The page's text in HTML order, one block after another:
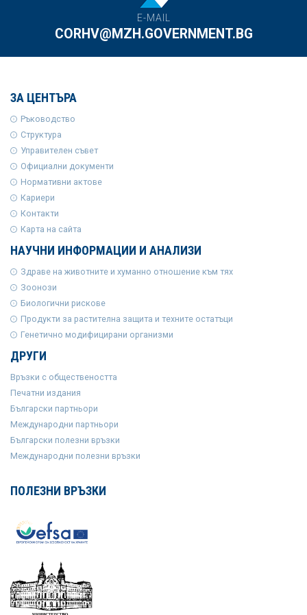
E-MAIL
CORHV@MZH.GOVERNMENT.BG
ЗА ЦЕНТЪРА
Ръководство
Структура
Управителен съвет
Официални документи
Нормативни актове
Кариери
Контакти
Карта на сайта
НАУЧНИ ИНФОРМАЦИИ И АНАЛИЗИ
Здраве на животните и хуманно отношение към тях
Зоонози
Биологични рискове
Продукти за растителна защита и техните остатъци
Генетично модифицирани организми
ДРУГИ
Връзки с обществеността
Печатни издания
Български партньори
Международни партньори
Български полезни връзки
Международни полезни връзки
ПОЛЕЗНИ ВРЪЗКИ